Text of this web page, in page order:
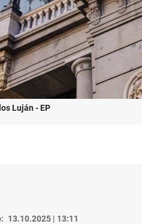
Luján - EP
13.10.2025 | 13:11